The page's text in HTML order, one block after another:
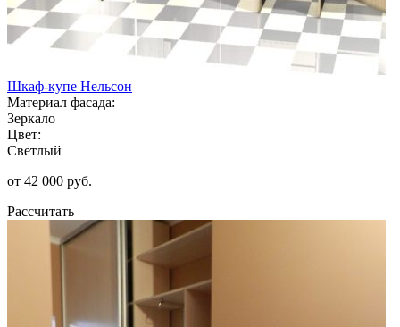
Шкаф-купе Нельсон
Материал фасада:
Зеркало
Цвет:
Светлый
от 42 000 руб.
Рассчитать